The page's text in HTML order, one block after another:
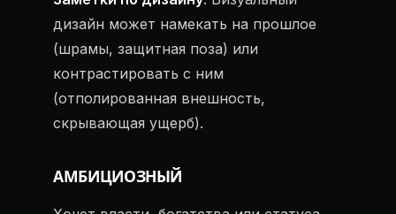
дизайн может намекать на прошлое
(шрамы, защитная поза) или
контрастировать с ним
(отполированная внешность,
скрывающая ущерб).
АМБИЦИОЗНЫЙ